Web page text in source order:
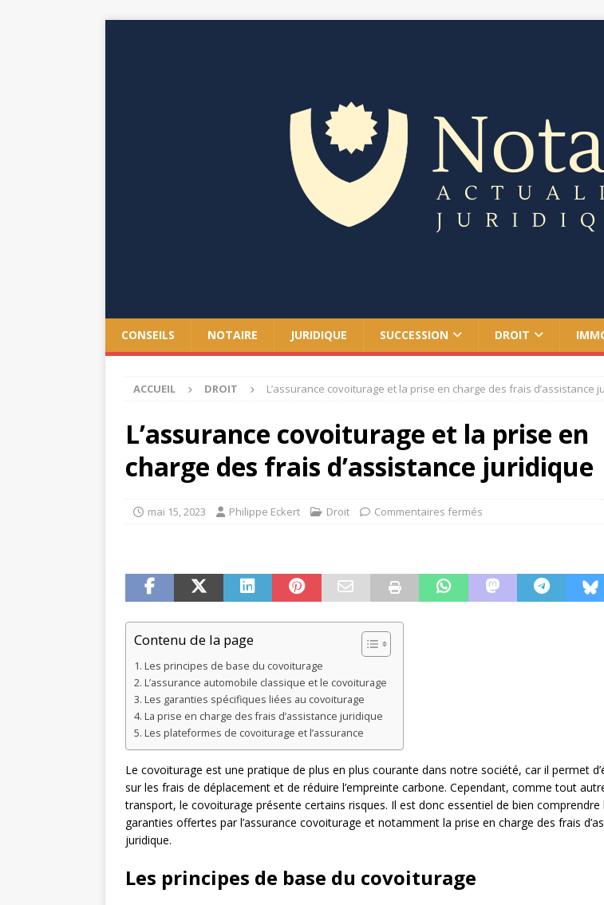
CONSEILS NOTAIRE JURIDIQUE SUCCESSION DROIT
ACCUEIL DROIT L’assurance covoiturage et la prise en charge des frais d’assistance
L’assurance covoiturage et la prise en
charge des frais d’assistance juridique
mai 15, 2023 Philippe Eckert Droit Commentaires fermés
Contenu de la page
Les principes de base du covoiturage
L’assurance automobile classique et le covoiturage
Les garanties spécifiques liées au covoiturage
La prise en charge des frais d’assistance juridique
Les plateformes de covoiturage et l’assurance
Le covoiturage est une pratique de plus en plus courante dans notre société, car il permet
sur les frais de déplacement et de réduire l’empreinte carbone. Cependant, comme tout
transport, le covoiturage présente certains risques. Il est donc essentiel de bien comprendre
garanties offertes par l’assurance covoiturage et notamment la prise en charge des frais
juridique.
Les principes de base du covoiturage